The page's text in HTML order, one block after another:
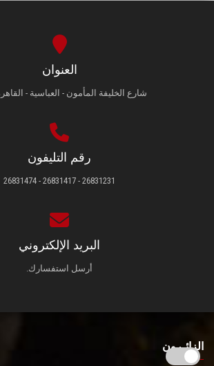
العنوان
شارع الخليفة المأمون - العباسية -
رقم التليفون
26831231 - 26831417 - 26831474
البريد الإلكتروني
أرسل استفسارك.
الزائـرون